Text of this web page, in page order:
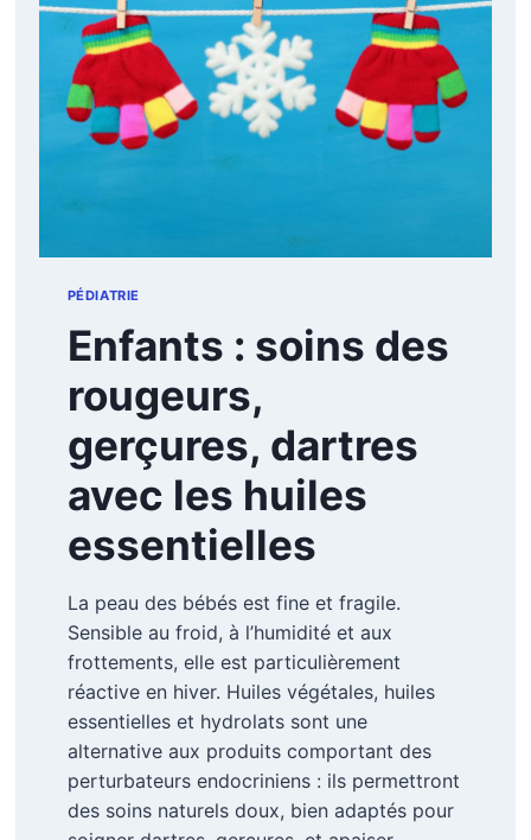
PÉDIATRIE
Enfants : soins des
rougeurs,
gerçures, dartres
avec les huiles
essentielles
La peau des bébés est fine et fragile.
Sensible au froid, à l’humidité et aux
frottements, elle est particulièrement
réactive en hiver. Huiles végétales, huiles
essentielles et hydrolats sont une
alternative aux produits comportant des
perturbateurs endocriniens : ils permettront
des soins naturels doux, bien adaptés pour